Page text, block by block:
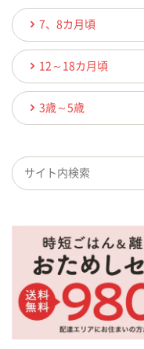
7、8カ月頃
12～18カ月頃
3歳～5歳
検索キーワード入力